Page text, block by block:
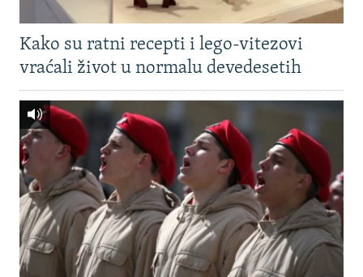
Kako su ratni recepti i lego-vitezovi
vraćali život u normalu devedesetih